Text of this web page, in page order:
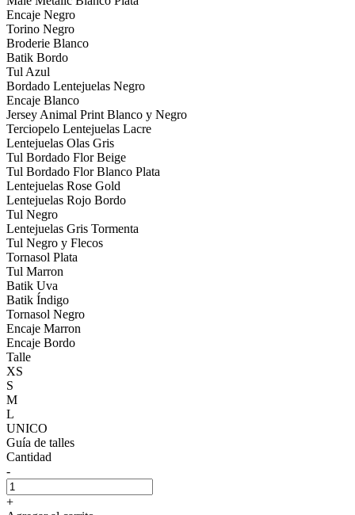
Encaje Negro
Torino Negro
Broderie Blanco
Batik Bordo
Tul Azul
Bordado Lentejuelas Negro
Encaje Blanco
Jersey Animal Print Blanco y Negro
Terciopelo Lentejuelas Lacre
Lentejuelas Olas Gris
Tul Bordado Flor Beige
Tul Bordado Flor Blanco Plata
Lentejuelas Rose Gold
Lentejuelas Rojo Bordo
Tul Negro
Lentejuelas Gris Tormenta
Tul Negro y Flecos
Tornasol Plata
Tul Marron
Batik Uva
Batik Índigo
Tornasol Negro
Encaje Marron
Encaje Bordo
Talle
XS
S
M
L
UNICO
Guía de talles
Cantidad
-
+